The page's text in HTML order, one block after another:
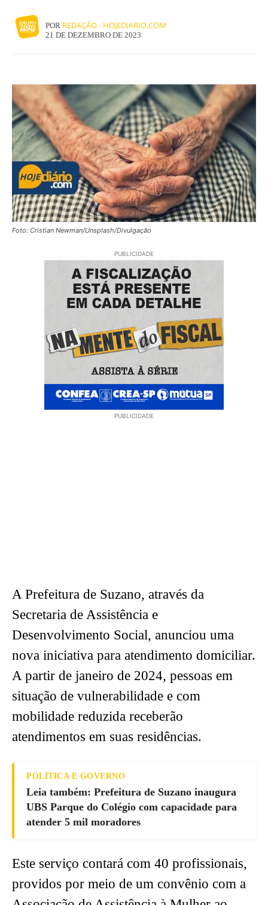
POR REDAÇÃO - HOJEDIARIO.COM
21 DE DEZEMBRO DE 2023
Foto: Cristian Newman/Unsplash/Divulgação
PUBLICIDADE
PUBLICIDADE
A Prefeitura de Suzano, através da
Secretaria de Assistência e
Desenvolvimento Social, anunciou uma
nova iniciativa para atendimento domiciliar.
A partir de janeiro de 2024, pessoas em
situação de vulnerabilidade e com
mobilidade reduzida receberão
atendimentos em suas residências.
POLÍTICA E GOVERNO
Leia também: Prefeitura de Suzano inaugura
UBS Parque do Colégio com capacidade para
atender 5 mil moradores
Este serviço contará com 40 profissionais,
providos por meio de um convênio com a